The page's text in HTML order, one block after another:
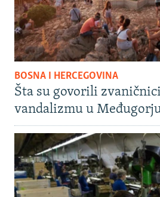
BOSNA I HERCEGOVINA
Šta su govorili
vandalizmu u